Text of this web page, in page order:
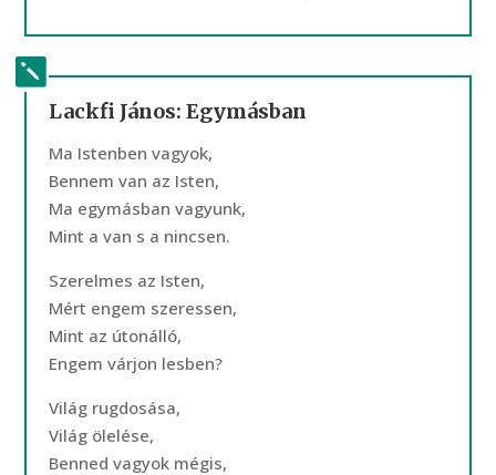
Lackfi János: Egymásban
Ma Istenben vagyok,
Bennem van az Isten,
Ma egymásban vagyunk,
Mint a van s a nincsen.
Szerelmes az Isten,
Mért engem szeressen,
Mint az útonálló,
Engem várjon lesben?
Világ rugdosása,
Világ ölelése,
Benned vagyok mégis,